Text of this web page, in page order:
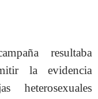
resultaba
la evidencia
heterosexuales